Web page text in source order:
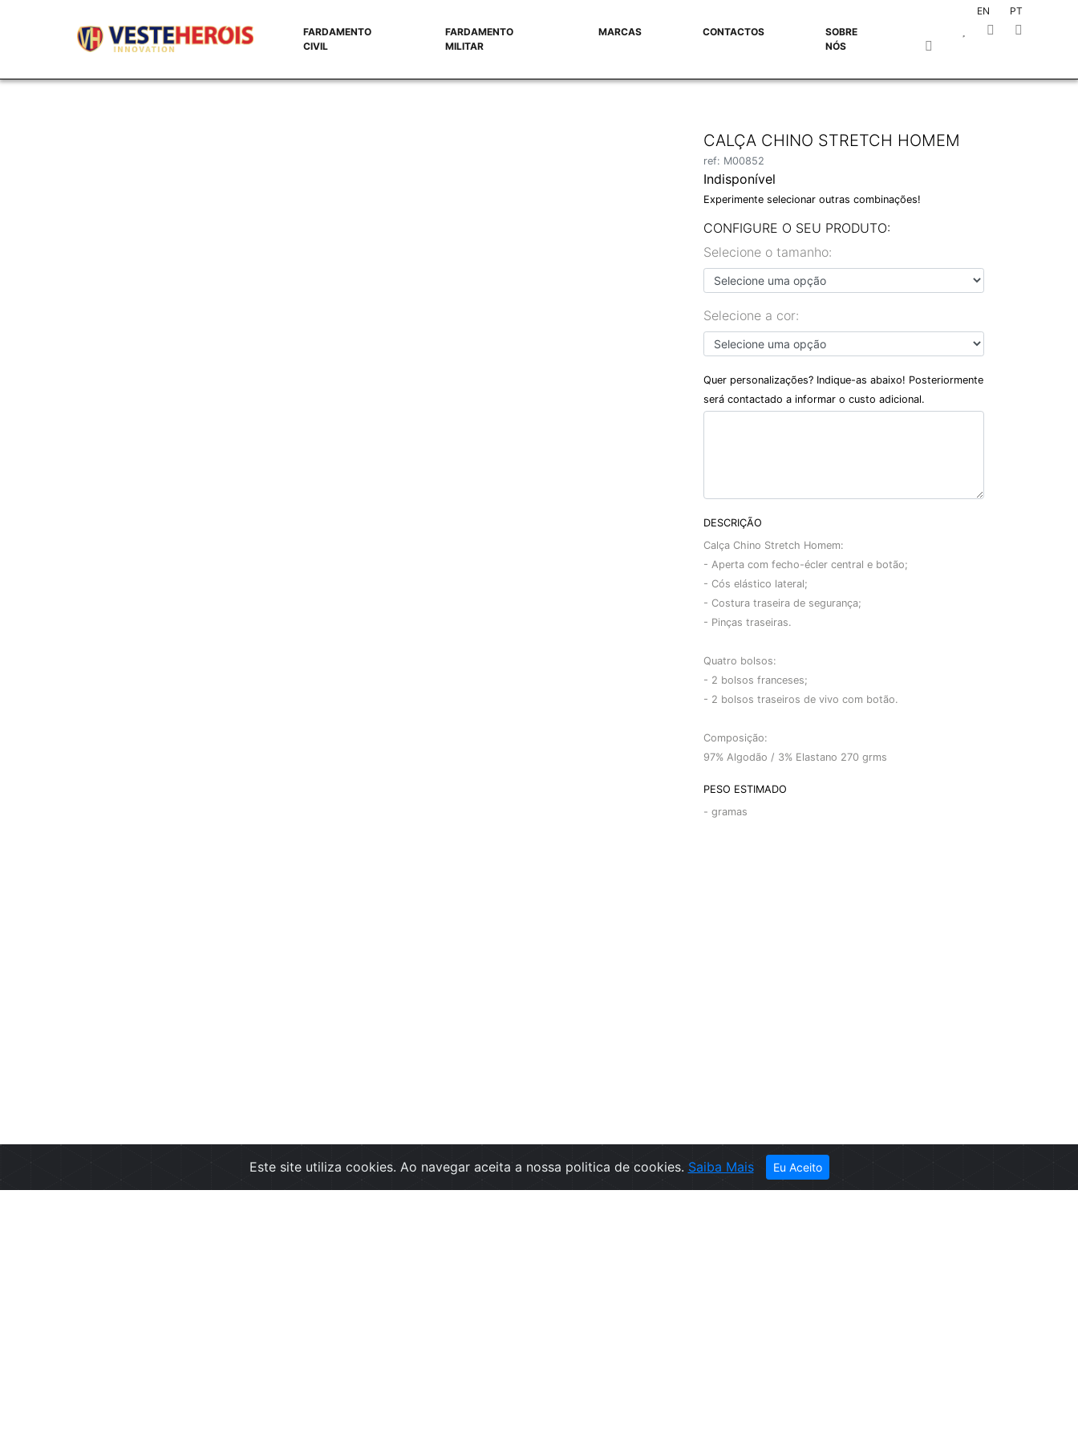
EN
PT
FARDAMENTO
CIVIL
FARDAMENTO
MILITAR
MARCAS CONTACTOS
SOBRE
NÓS
CALÇA CHINO STRETCH HOMEM
ref: M00852
Indisponível
Experimente selecionar outras combinações!
CONFIGURE O SEU PRODUTO:
Selecione o tamanho:
Selecione a cor:
Quer personalizações? Indique-as abaixo! Posteriormente
será contactado a informar o custo adicional.
DESCRIÇÃO
Calça Chino Stretch Homem:
- Aperta com fecho-écler central e botão;
- Cós elástico lateral;
- Costura traseira de segurança;
- Pinças traseiras.
Quatro bolsos:
- 2 bolsos franceses;
- 2 bolsos traseiros de vivo com botão.
Composição:
97% Algodão / 3% Elastano 270 grms
PESO ESTIMADO
- gramas
Este site utiliza cookies. Ao navegar aceita a nossa politica de cookies. Saiba Mais Eu Aceito